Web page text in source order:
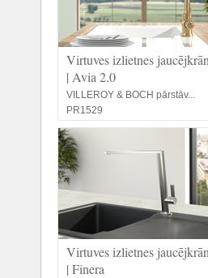
Virtuves izlietnes
| Avia 2.0
VILLEROY & BOCH pārstāv...
PR1529
Virtuves izlietnes
| Finera